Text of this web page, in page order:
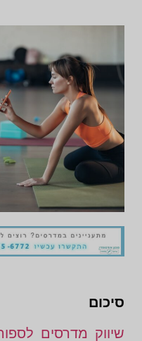
סיכום
שיווק מדרסים